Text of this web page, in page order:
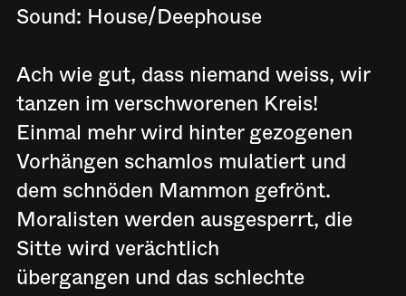
Sound: House/Deephouse
Ach wie gut, dass niemand weiss, wir
tanzen im verschworenen Kreis!
Einmal mehr wird hinter gezogenen
Vorhängen schamlos mulatiert und
dem schnöden Mammon gefrönt.
Moralisten werden ausgesperrt, die
Sitte wird verächtlich
übergangen und das schlechte